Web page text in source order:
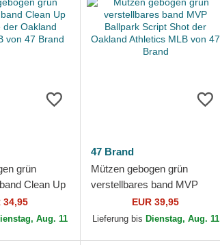
grün
Clean Up
Oakland
von 47 Brand
34,95
Aug. 11
47 Brand
Mützen gebogen grün
verstellbares band MVP
Ballpark Script Shot der
Oakland Athletics MLB von
EUR 39,95
Lieferung bis Dienstag, Aug. 11